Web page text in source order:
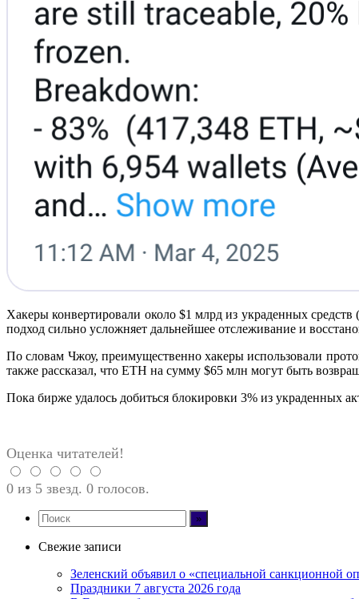
Хакеры конвертировали около $1 млрд из украденных
подход сильно усложняет дальнейшее отслеживание и
По словам Чжоу, преимущественно хакеры использовали
также рассказал, что ETH на сумму $65 млн могут быть
Пока бирже удалось добиться блокировки 3% из украденных
Оценка читателей!
0 из 5 звезд. 0 голосов.
Свежие записи
Зеленский объявил о «специальной санкционной
Праздники 7 августа 2026 года